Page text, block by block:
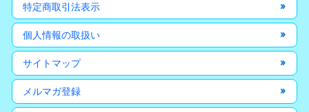
特定商取引法表示
個人情報の取扱い
サイトマップ
メルマガ登録